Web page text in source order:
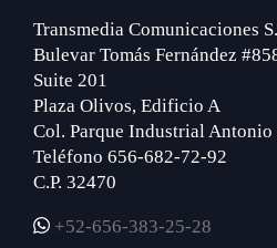
Transmedia Comunicaciones
Bulevar Tomás Fernández
Suite 201
Plaza Olivos, Edificio A
Col. Parque Industrial Antonio
Teléfono 656-682-72-92
C.P. 32470
+52-656-383-25-28